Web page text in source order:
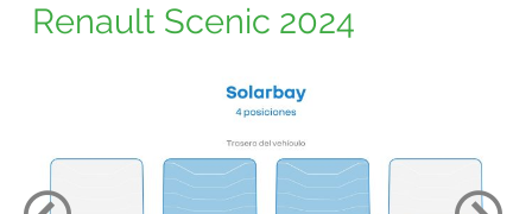
Renault Scenic 2024